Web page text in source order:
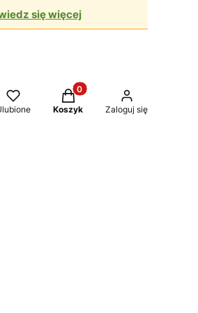
się więcej
Produkty w koszyku: 0.
Koszyk Zaloguj się